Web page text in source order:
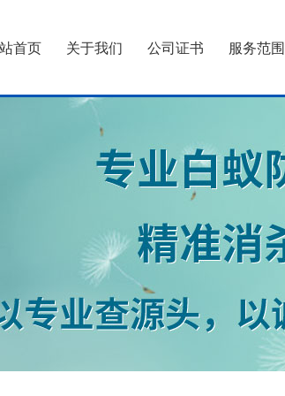
首页 关于我们 公司证书 服务范围